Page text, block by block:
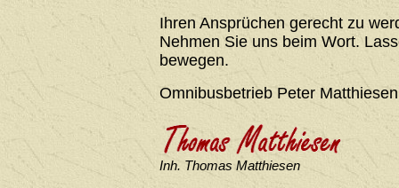
Ihren Ansprüchen gerecht zu
Nehmen Sie uns beim Wort.
bewegen.
Omnibusbetrieb Peter Matthiesen
Inh. Thomas Matthiesen